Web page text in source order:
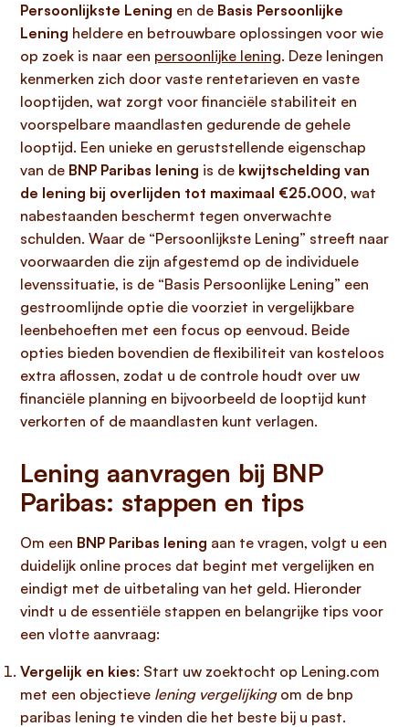
Persoonlijkste Lening en de Basis Persoonlijke
Lening heldere en betrouwbare oplossingen voor wie
op zoek is naar een persoonlijke lening. Deze leningen
kenmerken zich door vaste rentetarieven en vaste
looptijden, wat zorgt voor financiële stabiliteit en
voorspelbare maandlasten gedurende de gehele
looptijd. Een unieke en geruststellende eigenschap
van de BNP Paribas lening is de kwijtschelding van
de lening bij overlijden tot maximaal €25.000, wat
nabestaanden beschermt tegen onverwachte
schulden. Waar de “Persoonlijkste Lening” streeft naar
voorwaarden die zijn afgestemd op de individuele
levenssituatie, is de “Basis Persoonlijke Lening” een
gestroomlijnde optie die voorziet in vergelijkbare
leenbehoeften met een focus op eenvoud. Beide
opties bieden bovendien de flexibiliteit van kosteloos
extra aflossen, zodat u de controle houdt over uw
financiële planning en bijvoorbeeld de looptijd kunt
verkorten of de maandlasten kunt verlagen.
Lening aanvragen bij BNP
Paribas: stappen en tips
Om een BNP Paribas lening aan te vragen, volgt u een
duidelijk online proces dat begint met vergelijken en
eindigt met de uitbetaling van het geld. Hieronder
vindt u de essentiële stappen en belangrijke tips voor
een vlotte aanvraag:
Vergelijk en kies: Start uw zoektocht op Lening.com
met een objectieve lening vergelijkingom de bnp
paribas lening te vinden die het beste bij u past.